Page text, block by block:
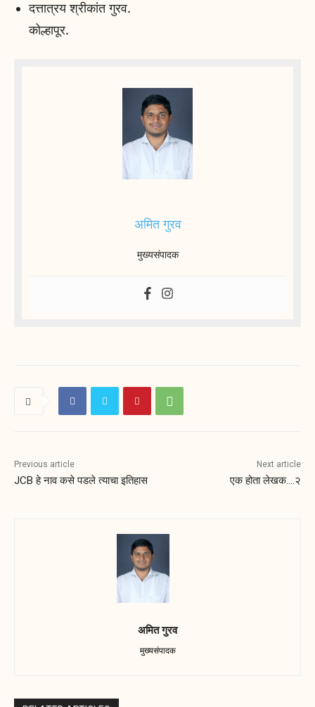
दत्तात्रय श्रीकांत गुरव.
कोल्हापूर.
अमित गुरव
मुख्यसंपादक
Previous article
JCB हे नाव कसे पडले त्याचा इतिहास
Next article
एक होता लेखक….२
अमित गुरव
मुख्यसंपादक